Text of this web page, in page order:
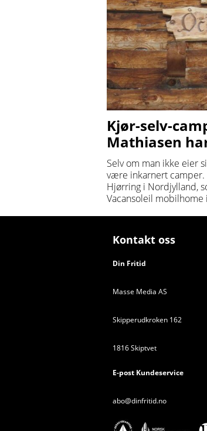
Kjør-selv-
Mathiasen
Selv om man ikke eier
være inkarnert
Hjørring i Nordjylland,
Vacansoleil
Kontakt oss
Din Fritid
Masse Media AS
Skipperudkroken 162
1816 Skiptvet
E-post Kundeservice
abo@dinfritid.no